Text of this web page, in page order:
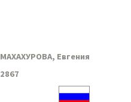
МАХАХУРОВА, Евгения
2867